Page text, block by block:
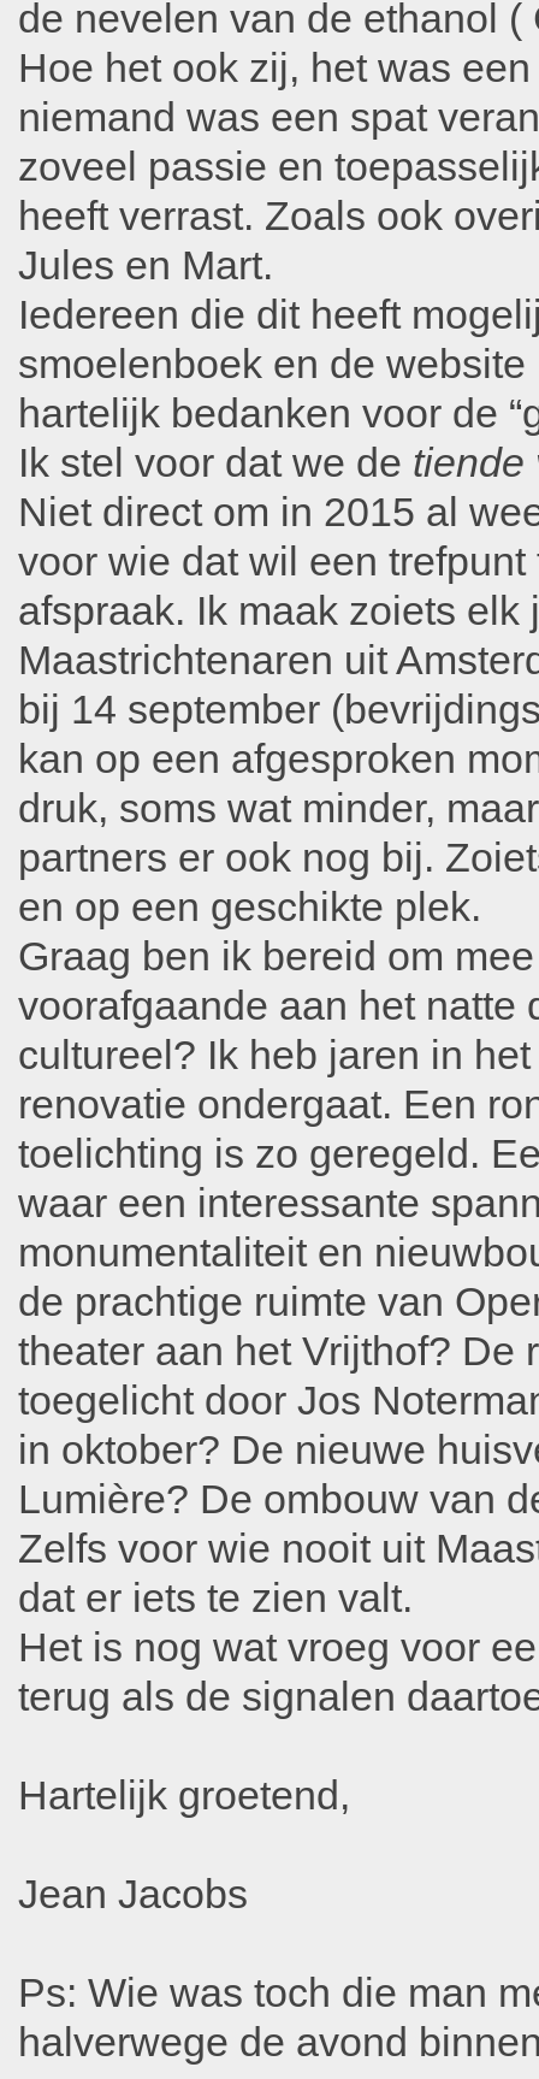
de nevelen van de ethanol (
Hoe het ook zij, het was
niemand was een spat
zoveel passie en
heeft verrast. Zoals ook
Jules en Mart.
Iedereen die dit heeft
smoelenboek en de
hartelijk bedanken voor de
Ik stel voor dat we de tiende
Niet direct om in 2015 al
voor wie dat wil een
afspraak. Ik maak zoiets
Maastrichtenaren uit
bij 14 september
kan op een afgesproken
druk, soms wat minder,
partners er ook nog bij.
en op een geschikte plek.
Graag ben ik bereid om
voorafgaande aan het natte
cultureel? Ik heb jaren in
renovatie ondergaat. Een
toelichting is zo geregeld.
waar een interessante
monumentaliteit en
de prachtige ruimte van
theater aan het Vrijthof? De
toegelicht door Jos
in oktober? De nieuwe
Lumière? De ombouw van
Zelfs voor wie nooit uit
dat er iets te zien valt.
Het is nog wat vroeg voor
terug als de signalen
Hartelijk groetend,
Jean Jacobs
Ps: Wie was toch die man
halverwege de avond